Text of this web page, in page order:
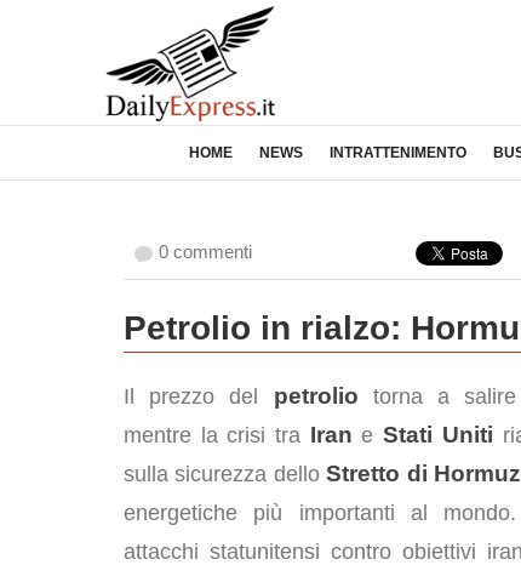
HOME NEWS INTRATTENIMENTO
0 commenti
Petrolio in rialzo:
Il prezzo del petrolio torna a
mentre la crisi tra Iran eStati Uniti
sulla sicurezza delloStretto di Hormuz
energetiche più importanti al
attacchi statunitensi contro obiettivi